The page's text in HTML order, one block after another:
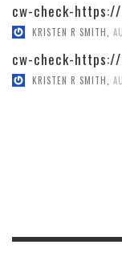
cw-check-
KRISTEN R SMITH
cw-check-
KRISTEN R SMITH